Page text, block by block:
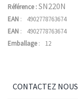
Référence :SN220N
EAN :
4902778763674
EAN :
4902778763674
Emballage: 12
CONTACTEZ NOUS